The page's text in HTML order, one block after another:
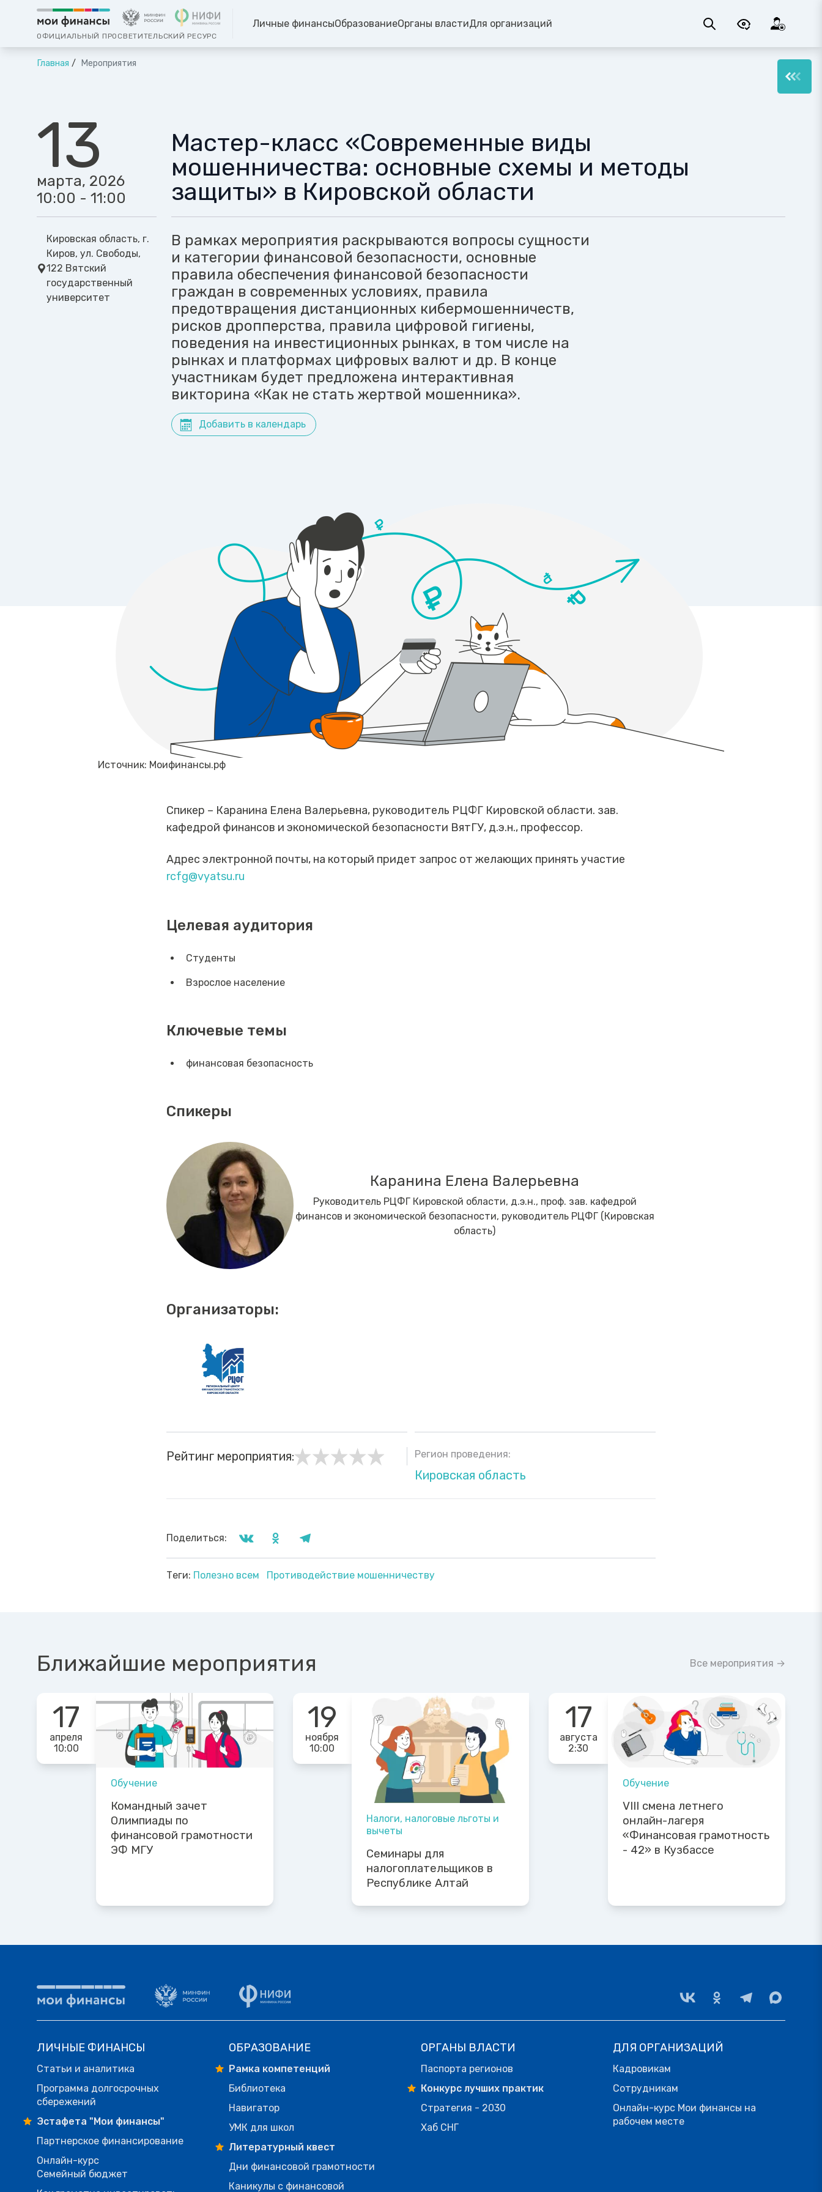
ОФИЦИАЛЬНЫЙ ПРОСВЕТИТЕЛЬСКИЙ РЕСУРС
Личные финансыОбразованиеОрганы властиДля организаций
Главная Мероприятия
13
марта, 2026
10:00 - 11:00
Кировская область, г.
Киров, ул. Свободы,
122 Вятский
государственный
университет
Мастер-класс «Современные виды
мошенничества: основные схемы и методы
защиты» в Кировской области
В рамках мероприятия раскрываются вопросы сущности
и категории финансовой безопасности, основные
правила обеспечения финансовой безопасности
граждан в современных условиях, правила
предотвращения дистанционных кибермошенничеств,
рисков дропперства, правила цифровой гигиены,
поведения на инвестиционных рынках, в том числе на
рынках и платформах цифровых валют и др. В конце
участникам будет предложена интерактивная
викторина «Как не стать жертвой мошенника».
Добавить в календарь
Источник: Моифинансы.рф
Спикер – Каранина Елена Валерьевна, руководитель РЦФГ Кировской области. зав.
кафедрой финансов и экономической безопасности ВятГУ, д.э.н., профессор.
Адрес электронной почты, на который придет запрос от желающих принять участие
rcfg@vyatsu.ru
Целевая аудитория
Студенты
Взрослое население
Ключевые темы
финансовая безопасность
Спикеры
Каранина Елена Валерьевна
Руководитель РЦФГ Кировской области, д.э.н., проф. зав. кафедрой
финансов и экономической безопасности, руководитель РЦФГ (Кировская
область)
Организаторы:
Рейтинг мероприятия: Регион проведения:
Кировская область
Поделиться:
Теги: Полезно всем Противодействие мошенничеству
Ближайшие мероприятия Все мероприятия →
17
апреля
10:00
Обучение
Командный зачет
Олимпиады по
финансовой грамотности
ЭФ МГУ
19
ноября
10:00
Налоги, налоговые льготы и
вычеты
Семинары для
налогоплательщиков в
Республике Алтай
17
августа
2:30
Обучение
VIII смена летнего
онлайн-лагеря
«Финансовая грамотность
- 42» в Кузбассе
ЛИЧНЫЕ ФИНАНСЫ
Статьи и аналитика
Программа долгосрочных
сбережений
Эстафета "Мои финансы"
Партнерское финансирование
Онлайн-курс
Семейный бюджет
ОБРАЗОВАНИЕ
Рамка компетенций
Библиотека
Навигатор
УМК для школ
Литературный квест
Дни финансовой грамотности
Каникулы с финансовой
ОРГАНЫ ВЛАСТИ
Паспорта регионов
Конкурс лучших практик
Стратегия - 2030
Хаб СНГ
ДЛЯ ОРГАНИЗАЦИЙ
Кадровикам
Сотрудникам
Онлайн-курс Мои финансы на
рабочем месте